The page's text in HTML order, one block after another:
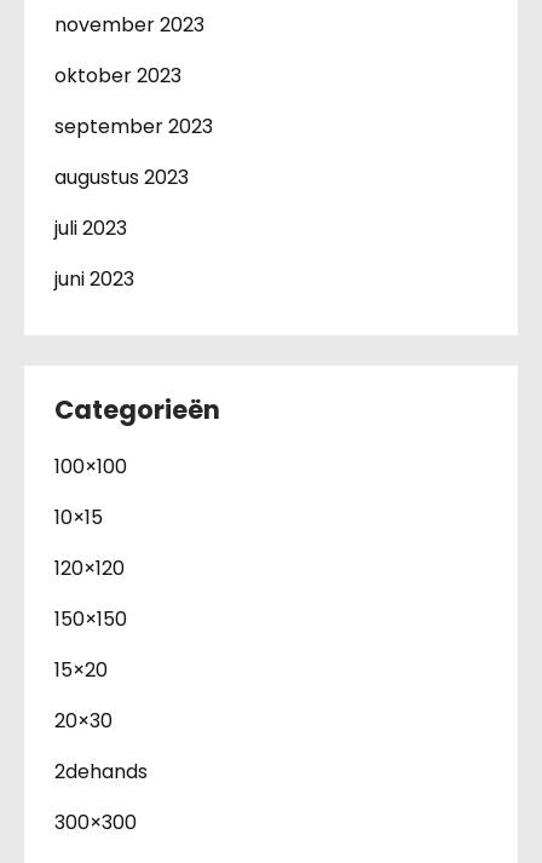
november 2023
oktober 2023
september 2023
augustus 2023
juli 2023
juni 2023
Categorieën
100×100
10×15
120×120
150×150
15×20
20×30
2dehands
300×300